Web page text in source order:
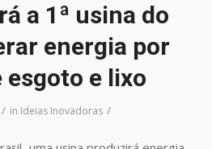
a 1ª usina do
energia por
esgoto e lixo
/ in Ideias Inovadoras /